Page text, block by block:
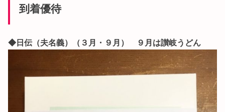
到着優待
◆日伝（夫名義）（３月・９月） ９月は讃岐うどん